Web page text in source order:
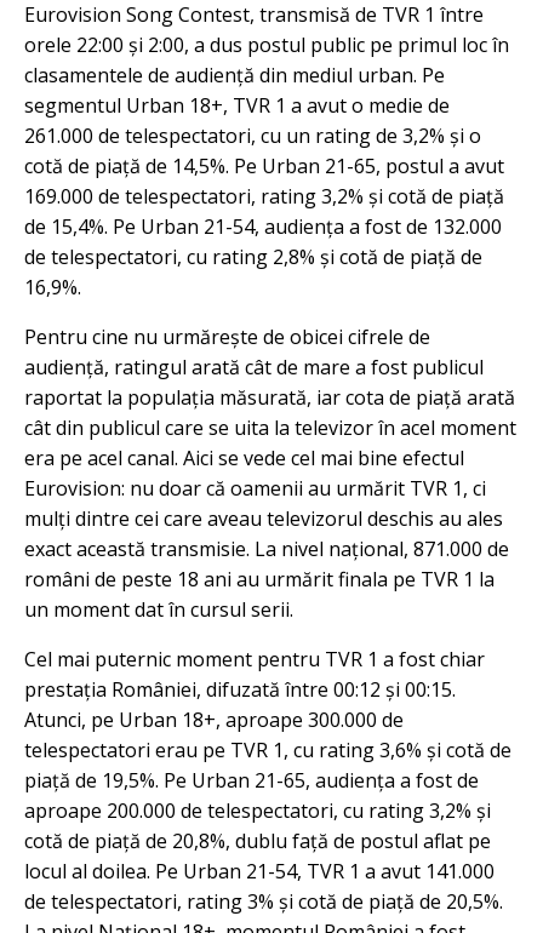
Eurovision Song Contest, transmisă de TVR 1 între
orele 22:00 și 2:00, a dus postul public pe primul loc în
clasamentele de audiență din mediul urban. Pe
segmentul Urban 18+, TVR 1 a avut o medie de
261.000 de telespectatori, cu un rating de 3,2% și o
cotă de piață de 14,5%. Pe Urban 21-65, postul a avut
169.000 de telespectatori, rating 3,2% și cotă de piață
de 15,4%. Pe Urban 21-54, audiența a fost de 132.000
de telespectatori, cu rating 2,8% și cotă de piață de
16,9%.
Pentru cine nu urmărește de obicei cifrele de
audiență, ratingul arată cât de mare a fost publicul
raportat la populația măsurată, iar cota de piață arată
cât din publicul care se uita la televizor în acel moment
era pe acel canal. Aici se vede cel mai bine efectul
Eurovision: nu doar că oamenii au urmărit TVR 1, ci
mulți dintre cei care aveau televizorul deschis au ales
exact această transmisie. La nivel național, 871.000 de
români de peste 18 ani au urmărit finala pe TVR 1 la
un moment dat în cursul serii.
Cel mai puternic moment pentru TVR 1 a fost chiar
prestația României, difuzată între 00:12 și 00:15.
Atunci, pe Urban 18+, aproape 300.000 de
telespectatori erau pe TVR 1, cu rating 3,6% și cotă de
piață de 19,5%. Pe Urban 21-65, audiența a fost de
aproape 200.000 de telespectatori, cu rating 3,2% și
cotă de piață de 20,8%, dublu față de postul aflat pe
locul al doilea. Pe Urban 21-54, TVR 1 a avut 141.000
de telespectatori, rating 3% și cotă de piață de 20,5%.